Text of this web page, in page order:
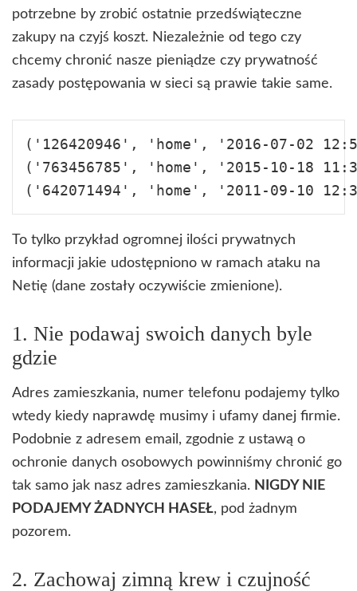
potrzebne by zrobić ostatnie przedświąteczne
zakupy na czyjś koszt. Niezależnie od tego czy
chcemy chronić nasze pieniądze czy prywatność
zasady postępowania w sieci są prawie takie same.
('126420946', 'home',
('763456785', 'home', '2015-
To tylko przykład ogromnej ilości prywatnych
informacji jakie udostępniono w ramach ataku na
Netię (dane zostały oczywiście zmienione).
1. Nie podawaj swoich danych byle
gdzie
Adres zamieszkania, numer telefonu podajemy tylko
wtedy kiedy naprawdę musimy i ufamy danej firmie.
Podobnie z adresem email, zgodnie z ustawą o
ochronie danych osobowych powinniśmy chronić go
tak samo jak nasz adres zamieszkania. NIGDY NIE
PODAJEMY ŻADNYCH HASEŁ, pod żadnym
pozorem.
2. Zachowaj zimną krew i czujność